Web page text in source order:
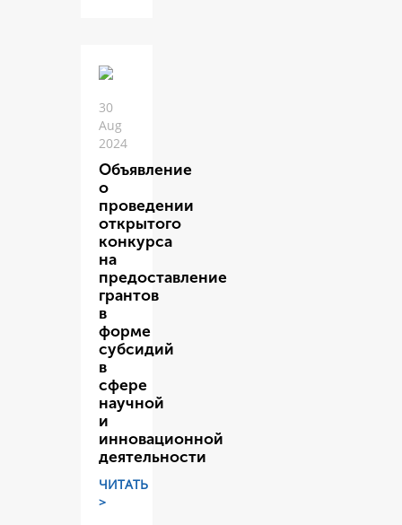
30
Aug
2024
Объявление
о
проведении
открытого
конкурса
на
предоставление
грантов
в
форме
субсидий
в
сфере
научной
и
инновационной
деятельности
ЧИТАТЬ
>